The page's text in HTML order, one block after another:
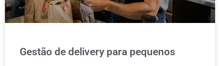
Gestão de delivery para pequenos